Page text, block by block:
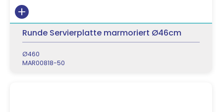
Runde Servierplatte marmoriert Ø46cm
Ø460
MAR00818-50